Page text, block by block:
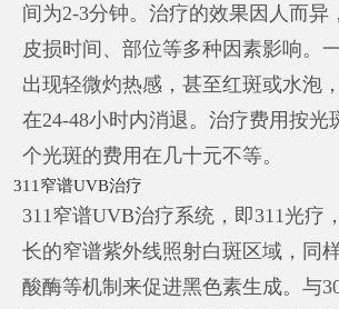
间为2-3分钟。治疗的效果因人而异
皮损时间、部位等多种因素影响。
出现轻微灼热感，甚至红斑或水泡
在24-48小时内消退。治疗费用按光
个光斑的费用在几十元不等。
311窄谱UVB治疗
311窄谱UVB治疗系统，即311光疗
长的窄谱紫外线照射白斑区域，同
酸酶等机制来促进黑色素生成。与